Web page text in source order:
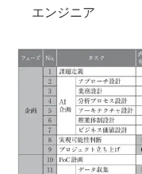
エンジニア